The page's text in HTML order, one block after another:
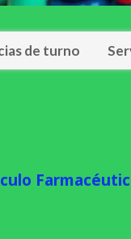
de turno